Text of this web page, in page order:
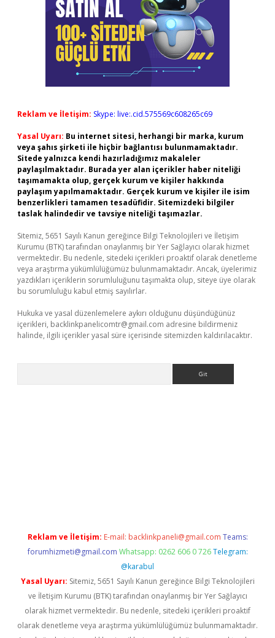
Reklam ve İletişim: Skype: live:.cid.575569c608265c69
Yasal Uyarı: Bu internet sitesi, herhangi bir marka, kurum
veya şahıs şirketi ile hiçbir bağlantısı bulunmamaktadır.
Sitede yalnızca kendi hazırladığımız makaleler
paylaşılmaktadır. Burada yer alan içerikler haber niteliği
taşımamakta olup, gerçek kurum ve kişiler hakkında
paylaşım yapılmamaktadır. Gerçek kurum ve kişiler ile isim
benzerlikleri tamamen tesadüfidir. Sitemizdeki bilgiler
taslak halindedir ve tavsiye niteliği taşımazlar.
Sitemiz, 5651 Sayılı Kanun gereğince Bilgi Teknolojileri ve İletişim
Kurumu (BTK) tarafından onaylanmış bir Yer Sağlayıcı olarak hizmet
vermektedir. Bu nedenle, sitedeki içerikleri proaktif olarak denetleme
veya araştırma yükümlülüğümüz bulunmamaktadır. Ancak, üyelerimiz
yazdıkları içeriklerin sorumluluğunu taşımakta olup, siteye üye olarak
bu sorumluluğu kabul etmiş sayılırlar.
Hukuka ve yasal düzenlemelere aykırı olduğunu düşündüğünüz
içerikleri, backlinkpanelicomtr@gmail.com adresine bildirmeniz
halinde, ilgili içerikler yasal süre içerisinde sitemizden kaldırılacaktır.
Reklam ve İletişim: E-mail: backlinkpaneli@gmail.com Teams:
forumhizmeti@gmail.com Whatsapp: 0262 606 0 726 Telegram:
@karabul
Yasal Uyarı: Sitemiz, 5651 Sayılı Kanun gereğince Bilgi Teknolojileri
ve İletişim Kurumu (BTK) tarafından onaylanmış bir Yer Sağlayıcı
olarak hizmet vermektedir. Bu nedenle, sitedeki içerikleri proaktif
olarak denetleme veya araştırma yükümlülüğümüz bulunmamaktadır.